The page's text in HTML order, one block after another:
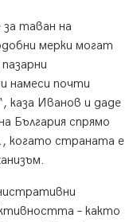
таван на
мерки могат
намеси почти
каза Иванов и даде
България спрямо
когато страната е
– както